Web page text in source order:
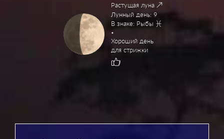
Растущая луна
Лунный день: 9
В знаке: Рыбы
Хороший день
для стрижки